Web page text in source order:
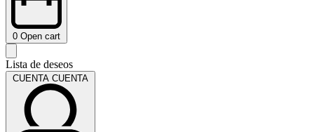
0 Open cart
Lista de deseos
CUENTA CUENTA